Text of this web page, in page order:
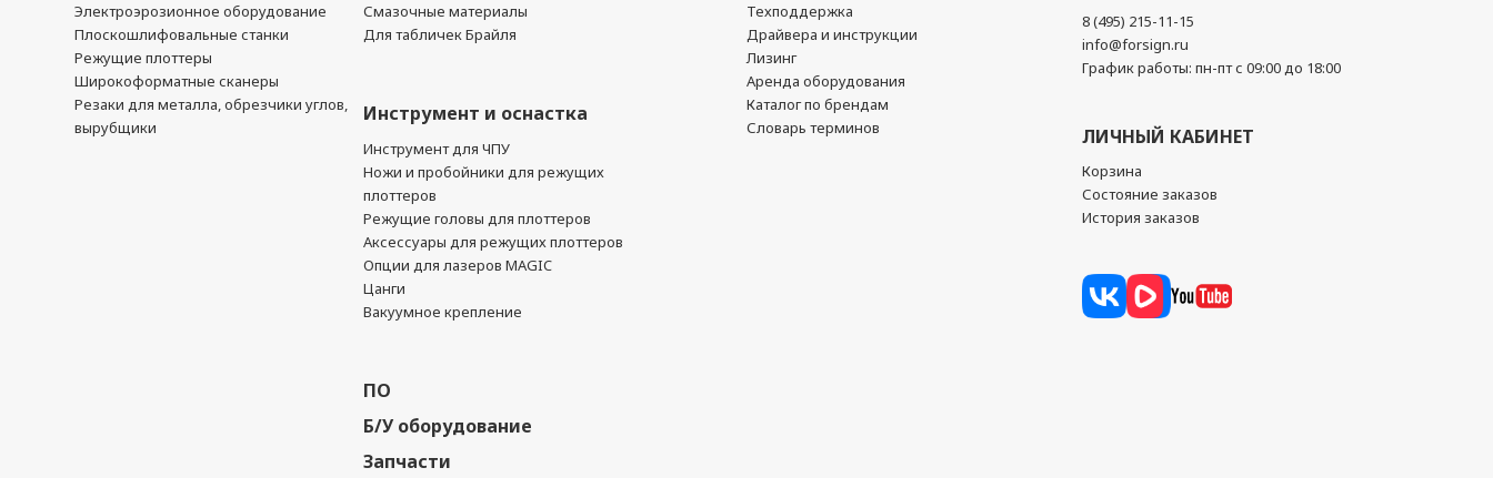
Электроэрозионное оборудование
Плоскошлифовальные станки
Режущие плоттеры
Широкоформатные сканеры
Резаки для металла, обрезчики углов,
вырубщики
Смазочные материалы
Для табличек Брайля
Инструмент и оснастка
Инструмент для ЧПУ
Ножи и пробойники для режущих
плоттеров
Режущие головы для плоттеров
Аксессуары для режущих плоттеров
Опции для лазеров MAGIC
Цанги
Вакуумное крепление
ПО
Б/У оборудование
Запчасти
Техподдержка
Драйвера и инструкции
Лизинг
Аренда оборудования
Каталог по брендам
Словарь терминов
8 (495) 215-11-15
info@forsign.ru
График работы: пн-пт с 09:00 до 18:00
ЛИЧНЫЙ КАБИНЕТ
Корзина
Состояние заказов
История заказов